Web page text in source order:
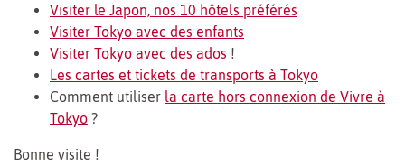
Visiter le Japon, nos 10 hôtels préférés
Visiter Tokyo avec des enfants
Visiter Tokyo avec des ados !
Les cartes et tickets de transports à Tokyo
Comment utiliser la carte hors connexion de Vivre à
Tokyo ?
Bonne visite !